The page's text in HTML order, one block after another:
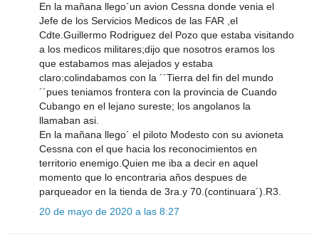
En la mañana llego´un avion Cessna donde venia el
Jefe de los Servicios Medicos de las FAR ,el
Cdte.Guillermo Rodriguez del Pozo que estaba visitando
a los medicos militares;dijo que nosotros eramos los
que estabamos mas alejados y estaba
claro:colindabamos con la ´´Tierra del fin del mundo
´´pues teniamos frontera con la provincia de Cuando
Cubango en el lejano sureste; los angolanos la
llamaban asi.
En la mañana llego´ el piloto Modesto con su avioneta
Cessna con el que hacia los reconocimientos en
territorio enemigo.Quien me iba a decir en aquel
momento que lo encontraria años despues de
parqueador en la tienda de 3ra.y 70.(continuara´).R3.
20 de mayo de 2020 a las 8:27